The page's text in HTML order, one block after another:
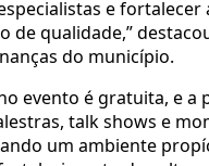
e fortalecer
de qualidade,”
do município.
evento é gratuita, e a
talk shows e
um ambiente